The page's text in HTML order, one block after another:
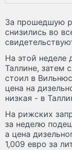
За прошедшую
снизились во
На этой неделе
Таллине, затем
стоил в
цена на
низкая - в
На рижских
за неделю
а цена
1,009 евро за